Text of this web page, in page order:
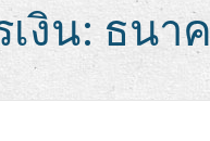
งิน: ธนา